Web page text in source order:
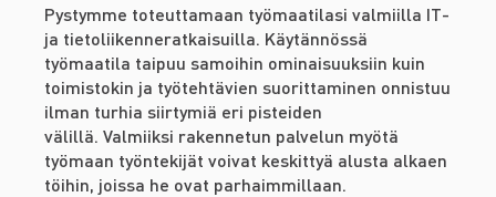
Pystymme toteuttamaan työmaatilasi valmiilla IT-
ja tietoliikenneratkaisuilla. Käytännössä
työmaatila taipuu samoihin ominaisuuksiin kuin
toimistokin ja työtehtävien suorittaminen onnistuu
ilman turhia siirtymiä eri pisteiden
välillä. Valmiiksi rakennetun palvelun myötä
työmaan työntekijät voivat keskittyä alusta alkaen
töihin, joissa he ovat parhaimmillaan.